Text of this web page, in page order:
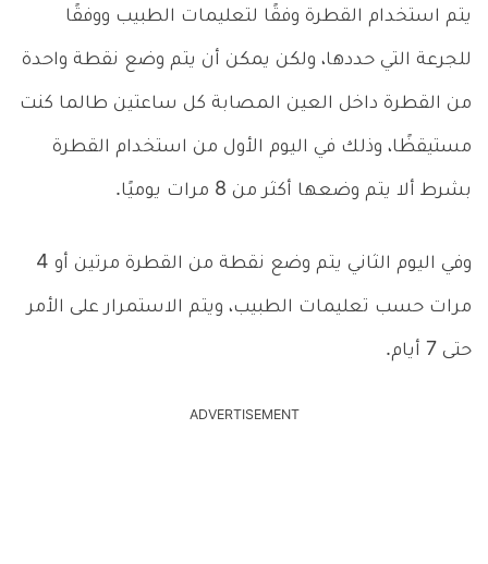
يتم استخدام القطرة وفقًا لتعليمات الطبيب ووفقًا
للجرعة التي حددها، ولكن يمكن أن يتم وضع نقطة واحدة
من القطرة داخل العين المصابة كل ساعتين طالما كنت
مستيقظًا، وذلك في اليوم الأول من استخدام القطرة
بشرط ألا يتم وضعها أكثر من 8 مرات يوميًا.
وفي اليوم الثاني يتم وضع نقطة من القطرة مرتين أو 4
مرات حسب تعليمات الطبيب، ويتم الاستمرار على الأمر
حتى 7 أيام.
ADVERTISEMENT